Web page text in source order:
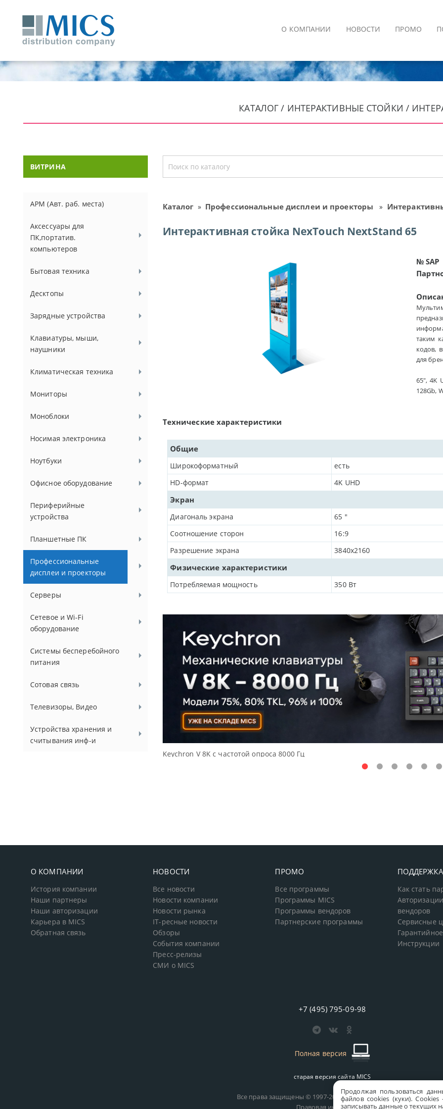
Продолжая пользоваться
файлов cookies (куки).
записывать данные о текущих
О КОМПАНИИ НОВОСТИ ПРОМО
КАТАЛОГ / ИНТЕРАКТИВНЫЕ СТОЙКИ /
ВИТРИНА
АРМ (Авт. раб. места)
Аксессуары для
ПК,портатив.
компьютеров
Бытовая техника
Десктопы
Зарядные устройства
Клавиатуры, мыши,
наушники
Климатическая техника
Мониторы
Моноблоки
Носимая электроника
Ноутбуки
Офисное оборудование
Периферийные
устройства
Планшетные ПК
Профессиональные
дисплеи и проекторы
Серверы
Сетевое и Wi-Fi
оборудование
Системы бесперебойного
питания
Сотовая связь
Телевизоры, Видео
Устройства хранения и
считывания инф-и
Каталог » Профессиональные дисплеи и проекторы »
Интерактивная стойка NexTouch NextStand 65
№ SAP
таким
кодов,
для
65", 4K
128Gb,
Технические характеристики
Общие
Широкоформатный
есть
HD-формат
4K UHD
Экран
Диагональ экрана 65 "
Соотношение сторон
16:9
Разрешение экрана
3840x2160
Физические характеристики
Потребляемая мощность 350 Вт
Keychron V 8K с частотой опроса 8000 Гц
О КОМПАНИИ
История компании
Наши партнеры
Наши авторизации
Карьера в MICS
Обратная связь
НОВОСТИ
Все новости
Новости компании
Новости рынка
IT-ресные новости
Обзоры
События компании
Пресс-релизы
СМИ о MICS
ПРОМО
Все программы
Программы MICS
Программы вендоров
Партнерские программы
ПОДДЕРЖКА
Как стать
вендоров
Сервисные
Инструкции
+7 (495) 795-09-98
Полная версия
старая версия сайта MICS
Все права защищены © 1997-2026 MICS Distribution Company
Правовая информация